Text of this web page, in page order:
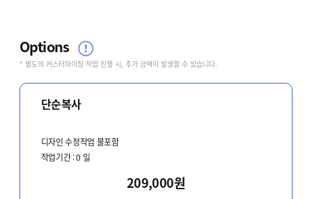
Options
* 별도의 커스터마이징 작업 진행 시, 추가 금액이 발생할 수 있습니다.
단순복사
디자인 수정작업 불포함
작업기간 :0 일
209,000원